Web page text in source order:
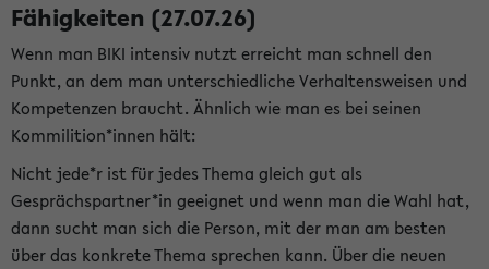
Fähigkeiten (27.07.26)
Wenn man BIKI intensiv nutzt erreicht man schnell den
Punkt, an dem man unterschiedliche Verhaltensweisen und
Kompetenzen braucht. Ähnlich wie man es bei seinen
Kommilition*innen hält:
Nicht jede*r ist für jedes Thema gleich gut als
Gesprächspartner*in geeignet und wenn man die Wahl hat,
dann sucht man sich die Person, mit der man am besten
über das konkrete Thema sprechen kann. Über die neuen